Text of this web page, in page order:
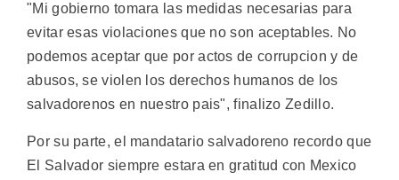
"Mi gobierno tomara las medidas necesarias para
evitar esas violaciones que no son aceptables. No
podemos aceptar que por actos de corrupcion y de
abusos, se violen los derechos humanos de los
salvadorenos en nuestro pais", finalizo Zedillo.
Por su parte, el mandatario salvadoreno recordo que
El Salvador siempre estara en gratitud con Mexico